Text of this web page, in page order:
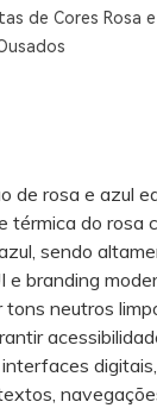
de Cores Rosa
de rosa e azul
térmica do rosa
sendo
e branding
neutros